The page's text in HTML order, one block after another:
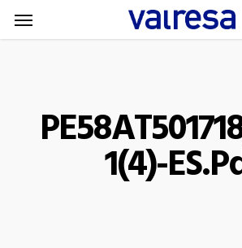
Skip
to
Menu
1(4)-
Menu